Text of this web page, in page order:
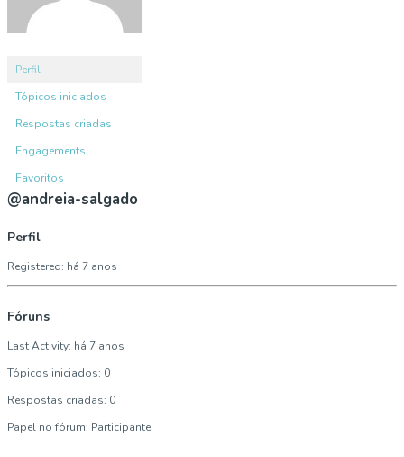
Perfil
Tópicos iniciados
Respostas criadas
Engagements
Favoritos
@andreia-salgado
Perfil
Registered: há 7 anos
Fóruns
Last Activity: há 7 anos
Tópicos iniciados: 0
Respostas criadas: 0
Papel no fórum: Participante